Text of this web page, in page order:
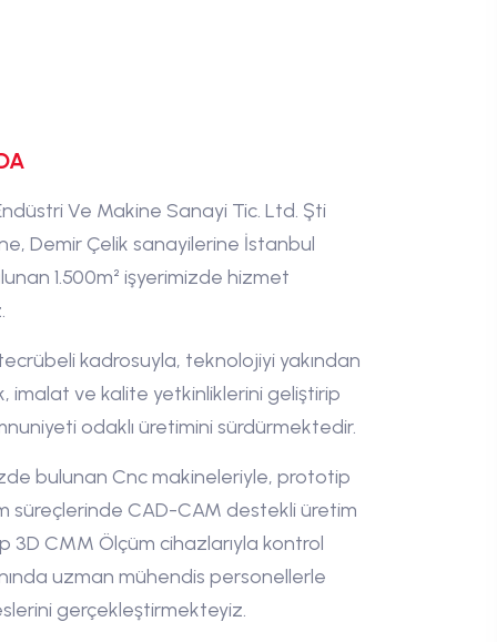
Ve Makine Sanayi Tic. Ltd. Şti
Demir Çelik sanayilerine İstanbul
1.500m² işyerimizde hizmet
kadrosuyla, teknolojiyi yakından
imalat ve kalite yetkinliklerini geliştirip
odaklı üretimini sürdürmektedir.
bulunan Cnc makineleriyle, prototip
süreçlerinde CAD-CAM destekli üretim
3D CMM Ölçüm cihazlarıyla kontrol
uzman mühendis personellerle
gerçekleştirmekteyiz.